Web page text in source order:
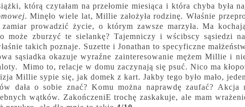
którą czytałam na przełomie miesiąca i która chyba była
. Minęło wiele lat, Millie założyła rodzinę. Właśnie
prowadzić życie, o którym zawsze marzyła. Ma
może zburzyć te sielankę? Tajemniczy i wścibscy sąsiedzi
takich poznaje. Suzette i Jonathan to specyficzne
sąsiadka okazuje wyraźne zainteresowanie mężem Millie i
Mimo to, relacje w domu zaczynają się psuć. Nico ma
Millie sypie się, jak domek z kart. Jakby tego było mało,
dała o sobie znać? Komu można naprawdę zaufać? Akcja
wątków. ZakończeniE trochę zaskakuje, ale mam